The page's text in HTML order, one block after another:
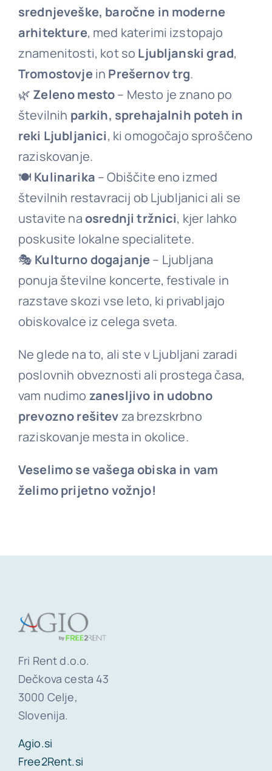
srednjeveške, baročne in moderne
arhitekture, med katerimi izstopajo
znamenitosti, kot so Ljubljanski grad,
Tromostovjein Prešernov trg.
🌿 Zeleno mesto– Mesto je znano po
številnih parkih, sprehajalnih poteh in
reki Ljubljanici, ki omogočajo sproščeno
raziskovanje.
🍽 Kulinarika – Obiščite eno izmed
številnih restavracij ob Ljubljanici ali se
ustavite naosrednji tržnici, kjer lahko
poskusite lokalne specialitete.
🎭 Kulturno dogajanje– Ljubljana
ponuja številne koncerte, festivale in
razstave skozi vse leto, ki privabljajo
obiskovalce iz celega sveta.
Ne glede na to, ali ste v Ljubljani zaradi
poslovnih obveznosti ali prostega časa,
vam nudimo zanesljivo in udobno
prevozno rešitevza brezskrbno
raziskovanje mesta in okolice.
Veselimo se vašega obiska in vam
želimo prijetno vožnjo!
Fri Rent d.o.o.
Dečkova cesta 43
3000 Celje,
Slovenija.
Agio.si
Free2Rent.si